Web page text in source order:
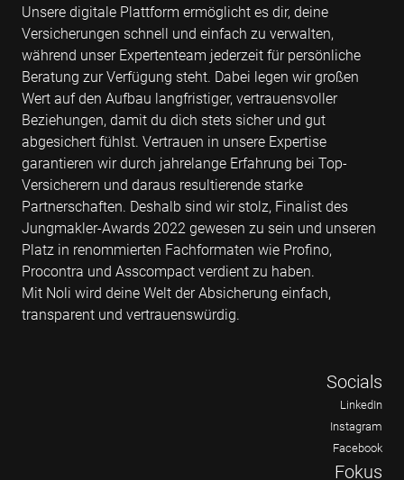
Unsere digitale Plattform ermöglicht es dir, deine
Versicherungen schnell und einfach zu verwalten,
während unser Expertenteam jederzeit für persönliche
Beratung zur Verfügung steht. Dabei legen wir großen
Wert auf den Aufbau langfristiger, vertrauensvoller
Beziehungen, damit du dich stets sicher und gut
abgesichert fühlst. Vertrauen in unsere Expertise
garantieren wir durch jahrelange Erfahrung bei Top-
Versicherern und daraus resultierende starke
Partnerschaften. Deshalb sind wir stolz, Finalist des
Jungmakler-Awards 2022 gewesen zu sein und unseren
Platz in renommierten Fachformaten wie Profino,
Procontra und Asscompact verdient zu haben.
Mit Noli wird deine Welt der Absicherung einfach,
transparent und vertrauenswürdig.
Socials
LinkedIn
Instagram
Facebook
Fokus